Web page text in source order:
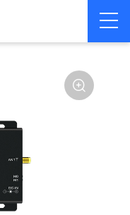
LoRa wirelss modem
